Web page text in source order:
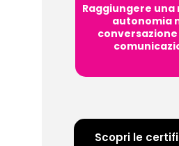
Raggiungere una
autonomia
Scopri le